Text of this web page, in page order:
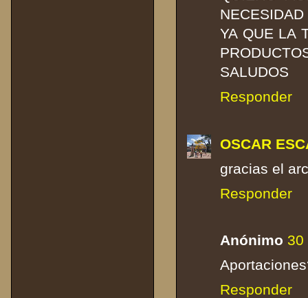
YA QUE LA
SALUDOS
Responder
OSCAR
gracias el
Responder
Anónimo 30
Responder